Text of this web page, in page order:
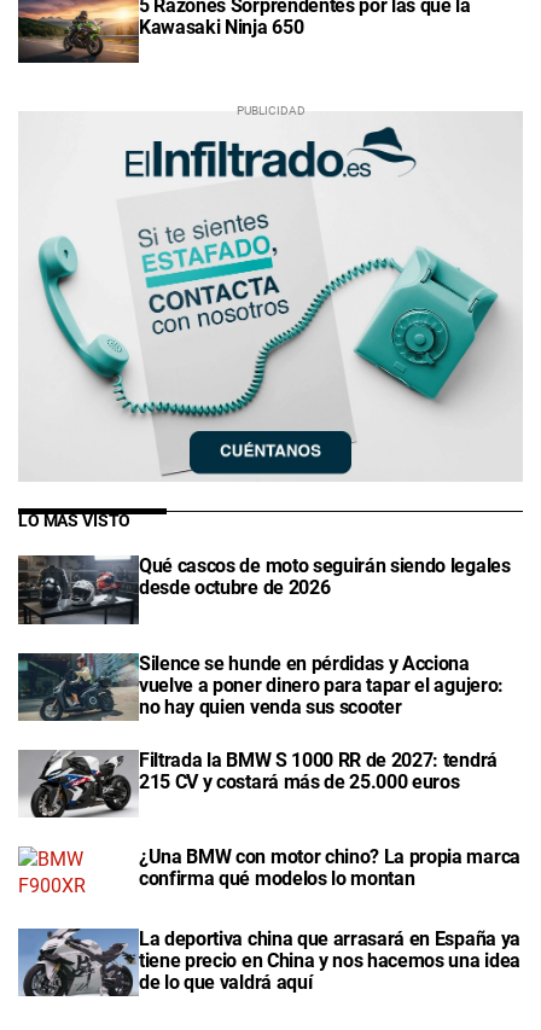
5 Razones Sorprendentes por las que la
Kawasaki Ninja 650
LO MÁS VISTO
Qué cascos de moto seguirán siendo legales
desde octubre de 2026
Silence se hunde en pérdidas y Acciona
vuelve a poner dinero para tapar el agujero:
no hay quien venda sus scooter
Filtrada la BMW S 1000 RR de 2027: tendrá
215 CV y costará más de 25.000 euros
¿Una BMW con motor chino? La propia marca
confirma qué modelos lo montan
La deportiva china que arrasará en España ya
tiene precio en China y nos hacemos una idea
de lo que valdrá aquí